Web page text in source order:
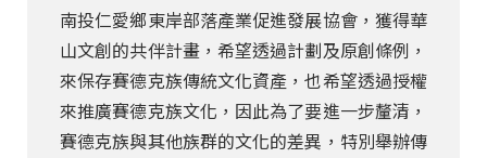
南投仁愛鄉東岸部落產業促進發展協會，獲得華
山文創的共伴計畫，希望透過計劃及原創條例，
來保存賽德克族傳統文化資產，也希望透過授權
來推廣賽德克族文化，因此為了要進一步釐清，
賽德克族與其他族群的文化的差異，特別舉辦傳